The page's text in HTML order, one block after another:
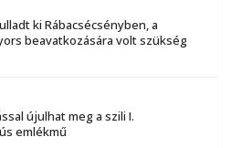
ki Rábacsécsényben, a
beavatkozására volt szükség
újulhat meg a szili I.
emlékmű